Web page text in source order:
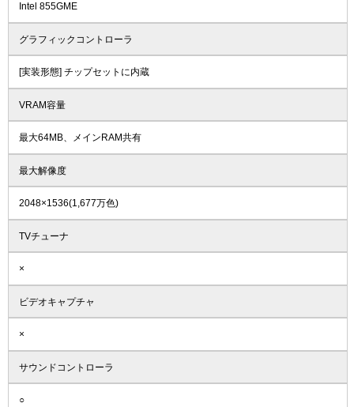
Intel 855GME
グラフィックコントローラ
[実装形態] チップセットに内蔵
VRAM容量
最大64MB、メインRAM共有
最大解像度
2048×1536(1,677万色)
TVチューナ
×
ビデオキャプチャ
×
サウンドコントローラ
○